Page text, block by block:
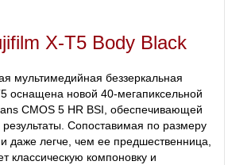
X-T5 Body Black
мультимедийная беззеркальная
оснащена новой 40-мегапиксельной
CMOS 5 HR BSI, обеспечивающей
Сопоставимая по размеру
даже легче, чем ее предшественница,
классическую компоновку и